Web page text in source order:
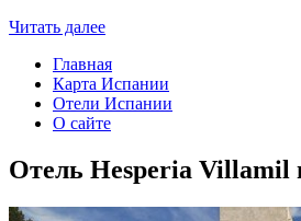
Читать далее
Главная
Карта Испании
Отели Испании
О сайте
Отель Hesperia Villamil